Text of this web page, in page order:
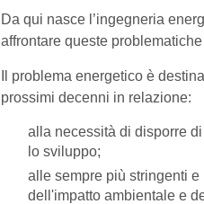
Da qui nasce l’ingegneria
affrontare queste
Il problema energetico è
prossimi decenni in relazione:
alla necessità di disporre
lo sviluppo;
alle sempre più stringenti
dell'impatto ambientale e